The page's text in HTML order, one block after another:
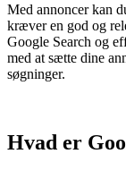
Med annoncer kan
kræver en god og
Google Search og
med at sætte dine
søgninger.
Hvad er